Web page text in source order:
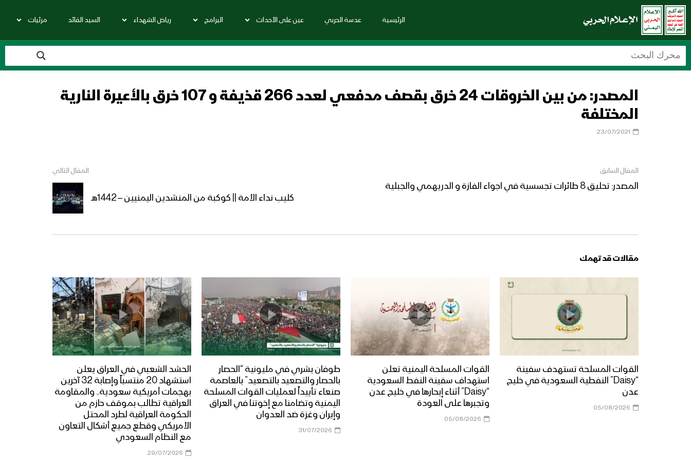
الرئيسية عدسة الحربي عين على الأحداث البرامج رياض الشهداء السيد القائد مرئيات
المصدر: من بين الخروقات 24 خرق بقصف مدفعي لعدد 266 قذيفة و 107 خرق بالأعيرة النارية
المختلفة
23/07/2021
المقال السابق
المصدر: تحليق 8 طائرات تجسسية في اجواء الفازة و الدريهمي والجبلية
المقال التالي
كليب نداء الأمة || كوكبة من المنشدين اليمنيين – 1442هـ
مقالات قد تهمك
القوات المسلحة تستهدف سفينة
“Daisy” النفطية السعودية في خليج
عدن
05/08/2026
القوات المسلحة اليمنية تعلن
استهداف سفينة النفط السعودية
“Daisy” أثناء إبحارها في خليج عدن
وتجبرها على العودة
05/08/2026
طوفان بشري في مليونية “الحصار
بالحصار والتصعيد بالتصعيد” بالعاصمة
صنعاء تأييداً لعمليات القوات المسلحة
اليمنية وتضامنا مع إخوتنا في العراق
وإيران وغزة ضد العدوان
31/07/2026
الحشد الشعبي في العراق يعلن
استشهاد 20 منتسباً وإصابة 32 آخرين
بهجمات أمريكية سعودية.. والمقاومة
العراقية تطالب بموقف حازم من
الحكومة العراقية لطرد المحتل
الأمريكي وقطع جميع أشكال التعاون
مع النظام السعودي
29/07/2026